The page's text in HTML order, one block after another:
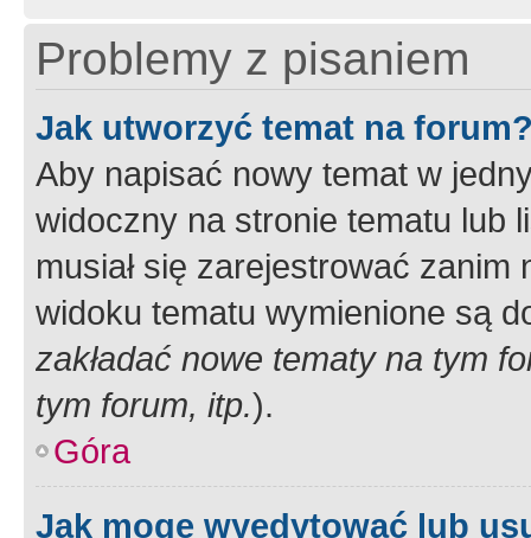
Problemy z pisaniem
Jak utworzyć temat na
Aby napisać nowy temat w
widoczny na stronie tematu lub
musiał się zarejestrować
widoku tematu wymienione są
zakładać nowe tematy na tym
tym forum, itp.).
Góra
Jak mogę wyedytować lub